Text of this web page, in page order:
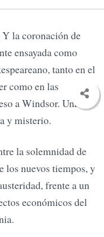
la coronación de
ensayada como
tanto en el
como en las
a Windsor. Una
y misterio.
la solemnidad de
los nuevos tiempos, y
frente a un
económicos del